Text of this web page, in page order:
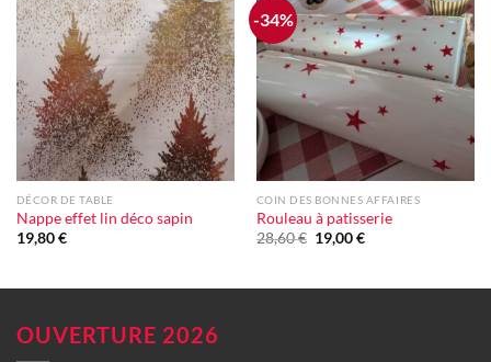
Ajouter
à la liste
d'envie
DÉCOR DE TABLE
Nappe effet lin déco sapin
19,80€
-34%
Ajouter
à la liste
d'envie
COIN DES BONNES AFFAIRES
Rouleau à patisserie
28,60€ Le
prix
28,60 €.
19,00€Le
19,00 €.
OUVERTURE 2026